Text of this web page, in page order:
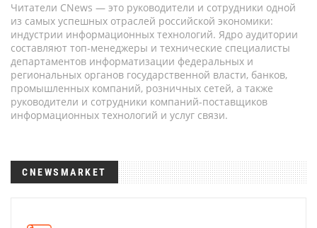
Читатели CNews — это руководители и сотрудники одной
из самых успешных отраслей российской экономики:
индустрии информационных технологий. Ядро аудитории
составляют топ-менеджеры и технические специалисты
департаментов информатизации федеральных и
региональных органов государственной власти, банков,
промышленных компаний, розничных сетей, а также
руководители и сотрудники компаний-поставщиков
информационных технологий и услуг связи.
CNEWSMARKET